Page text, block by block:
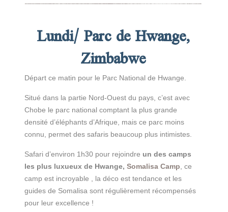
Lundi/ Parc de Hwange,
Zimbabwe
Départ ce matin pour le Parc National de Hwange.
Situé dans la partie Nord-Ouest du pays, c’est avec
Chobe le parc national comptant la plus grande
densité d’éléphants d’Afrique, mais ce parc moins
connu, permet des safaris beaucoup plus intimistes.
Safari d’environ 1h30 pour rejoindre un des camps
les plus luxueux de Hwange, Somalisa Camp, ce
camp est incroyable , la déco est tendance et les
guides de Somalisa sont régulièrement récompensés
pour leur excellence !